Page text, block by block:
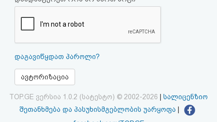
რეგისტრაცია
პაროლის
HTML
კოდი
დაგავიწყდათ პაროლი?
ავტორიზაცია
TOP.GE ვერსია 1.0.2 (სატესტო) © 2002-2026
სალიცენზიო
შეთანხმება და პასუხისმგებლობის უარყოფა